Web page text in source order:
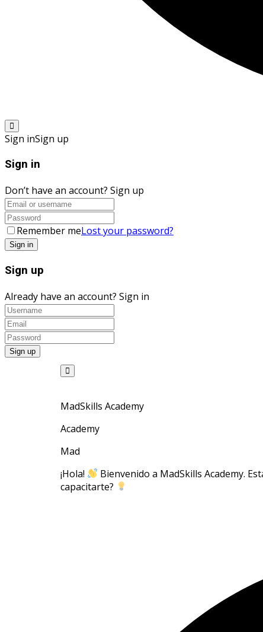
Sign inSign up
Sign in
Don’t have an account? Sign up
Remember meLost your password?
Sign up
Already have an account? Sign in
MadSkills Academy
Academy
Mad
¡Hola!
Bienvenido a MadSkills Academy.
capacitarte?